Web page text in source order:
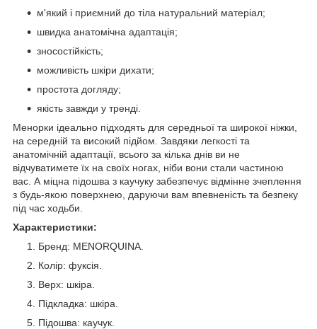
м'який і приємний до тіла натуральний матеріал;
швидка анатомічна адаптація;
зносостійкість;
можливість шкіри дихати;
простота догляду;
якість завжди у тренді.
Менорки ідеально підходять для середньої та широкої ніжки,
на середній та високий підйом. Завдяки легкості та
анатомічній адаптації, всього за кілька днів ви не
відчуватимете їх на своїх ногах, ніби вони стали частиною
вас. А міцна підошва з каучуку забезпечує відмінне зчеплення
з будь-якою поверхнею, даруючи вам впевненість та безпеку
під час ходьби.
Характеристики:
Бренд: MENORQUINA.
Колір: фуксія.
Верх: шкіра.
Підкладка: шкіра.
Підошва: каучук.